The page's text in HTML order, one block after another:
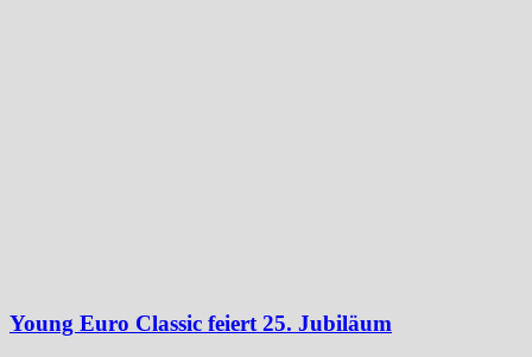
Young Euro Classic feiert 25. Jubiläum